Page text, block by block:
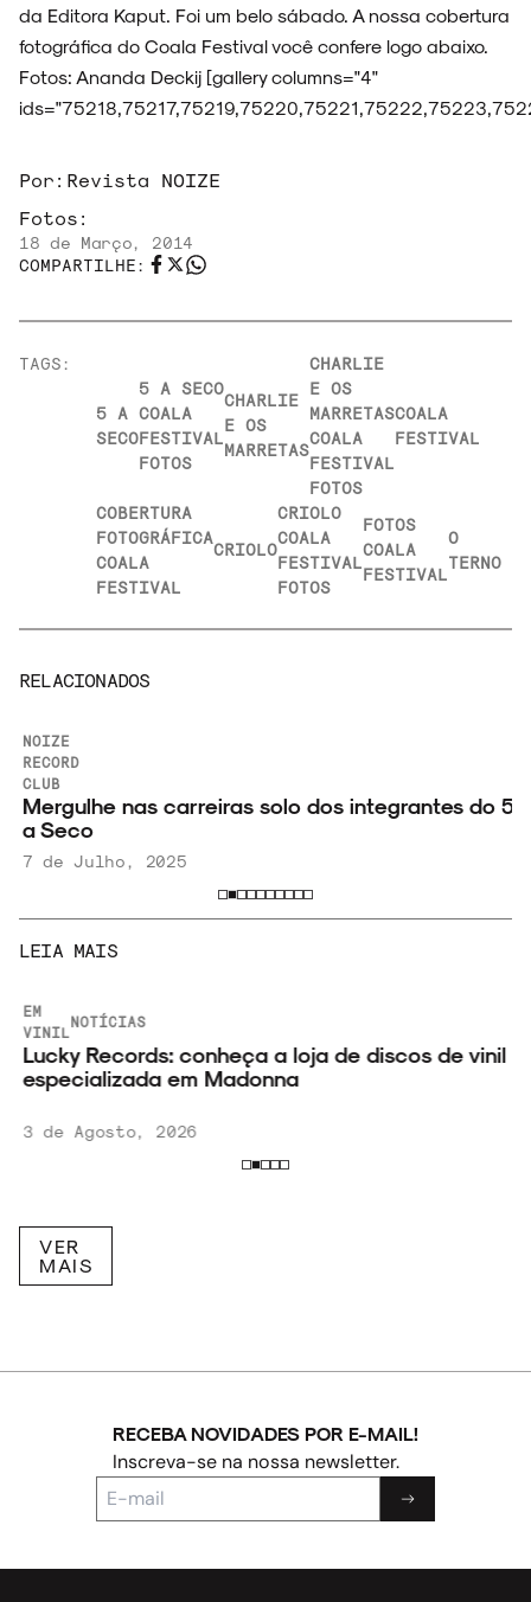
da Editora Kaput. Foi um belo sábado. A nossa cobertura
fotográfica do Coala Festival você confere logo abaixo.
Fotos: Ananda Deckij [gallery columns="4"
Por: Revista NOIZE
Fotos:
18 de Março, 2014
COMPARTILHE:
TAGS:
5 A
SECO
5 A SECO
COALA
FESTIVAL
FOTOS
CHARLIE
E OS
MARRETAS
CHARLIE
E OS
MARRETAS
COALA
FESTIVAL
FOTOS
COALA
FESTIVAL
COBERTURA
FOTOGRÁFICA
COALA
FESTIVAL
CRIOLO
CRIOLO
COALA
FESTIVAL
FOTOS
FOTOS
COALA
FESTIVAL
O
TERNO
RELACIONADOS
NOIZE
RECORD
CLUB
Mergulhe nas carreiras solo dos integrantes do 5
a Seco
7 de Julho, 2025
LEIA MAIS
EM
VINIL
NOTÍCIAS
Lucky Records: conheça a loja de discos de vinil
especializada em Madonna
3 de Agosto, 2026
VER
MAIS
RECEBA NOVIDADES POR E-MAIL!
Inscreva-se na nossa newsletter.